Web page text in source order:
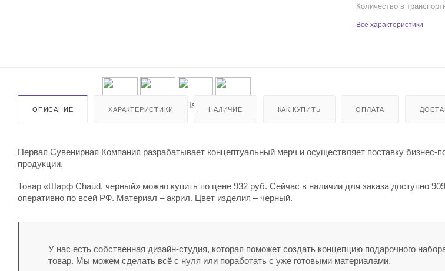
Количество в
Все характеристики
ОПИСАНИЕ ХАРАКТЕРИСТИКИ НАЛИЧИЕ КАК КУПИТЬ ОПЛАТА
Первая Сувенирная Компания разрабатывает концептуальный мерч и осуществляет поставку бизнес-
продукции.
Товар «Шарф Chaud, черный» можно купить по цене 932 руб. Сейчас в наличии для заказа доступно
оперативно по всей РФ. Материал – акрил. Цвет изделия – черный.
У нас есть собственная дизайн-студия, которая поможет создать концепцию подарочного
товар. Мы можем сделать всё с нуля или поработать с уже готовыми материалами.